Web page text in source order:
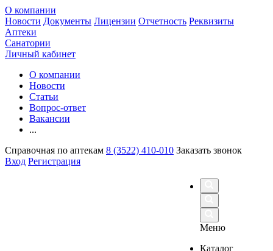
О компании
Новости Документы Лицензии Отчетность Реквизиты
Аптеки
Санатории
Личный кабинет
О компании
Новости
Статьи
Вопрос-ответ
Вакансии
...
Справочная по аптекам 8 (3522) 410-010 Заказать звонок
Вход Регистрация
Меню
Каталог